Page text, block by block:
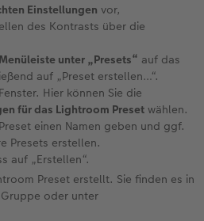
Einstellungen vor,
des Kontrasts über die
unter „Presets“ auf das
auf „Preset erstellen…“.
Hier können Sie die
für das Lightroom Preset wählen.
einen Namen geben und ggf.
Presets erstellen.
auf „Erstellen“.
Preset erstellt. Sie finden es in
oder unter